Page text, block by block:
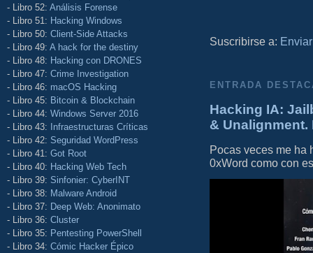
- Libro 52: Análisis Forense
- Libro 51: Hacking Windows
- Libro 50: Client-Side Attacks
- Libro 49: A hack for the destiny
- Libro 48: Hacking con DRONES
- Libro 47: Crime Investigation
- Libro 46: macOS Hacking
- Libro 45: Bitcoin & Blockchain
- Libro 44: Windows Server 2016
- Libro 43: Infraestructuras Críticas
- Libro 42: Seguridad WordPress
- Libro 41: Got Root
- Libro 40: Hacking Web Tech
- Libro 39: Sinfonier: CyberINT
- Libro 38: Malware Android
- Libro 37: Deep Web: Anonimato
- Libro 36: Cluster
- Libro 35: Pentesting PowerShell
- Libro 34: Cómic Hacker Épico
Suscribirse a:
ENTRADA
Hacking IA:
&
Pocas veces me ha
0xWord como con